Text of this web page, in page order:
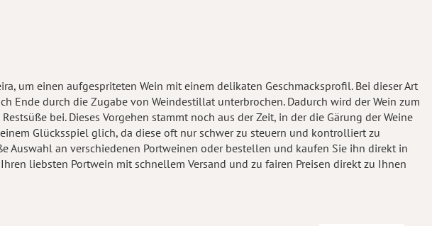
um einen aufgespriteten Wein mit einem delikaten Geschmacksprofil. Bei dieser Art
Ende durch die Zugabe von Weindestillat unterbrochen. Dadurch wird der Wein zum
bei. Dieses Vorgehen stammt noch aus der Zeit, in der die Gärung der Weine
Glücksspiel glich, da diese oft nur schwer zu steuern und kontrolliert zu
Auswahl an verschiedenen Portweinen oder bestellen und kaufen Sie ihn direkt in
liebsten Portwein mit schnellem Versand und zu fairen Preisen direkt zu Ihnen